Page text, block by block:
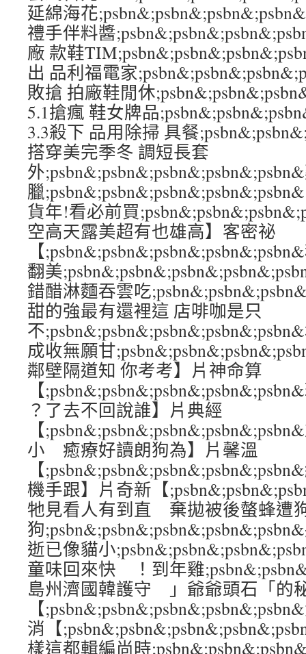
延綿海花
禮手伴料醬
廠 款鞋
出 品利福電家
敗搶 拍廠鞋閒休
5.1搶瘋 鞋女牌品
3.3殺下 品用除掃 具餐
搭穿美完季冬 調短長套
外
臘
貨年!看必前買
空高天露美超有也雄高】客密祕
【
翻美
錯醋淋麵吞雲吃
甜的強最有還裡這 店啡咖是只
不
成收無願甘
鄰壁隔道知 你考考】片神命算
【
？了去不回說誰】片典經
【
小 癒療好讀朗狗為】片馨溫
【
機手跟】片奇新【
牠見看人有到直 棄拋被後螫蜂遭
狗
逝已像貓小
童味回來快 ！到年雞
島州濟國韓護守 」爺爺頭石「的
【
消【
樣這都輯編尚時